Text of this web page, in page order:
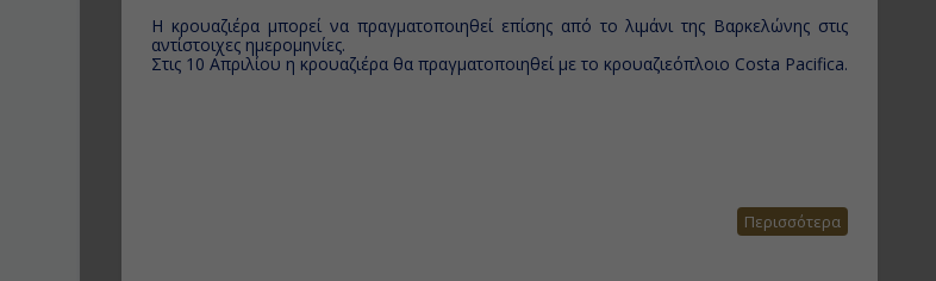
Η κρουαζιέρα μπορεί να πραγματοποιηθεί επίσης από το λιμάνι της Βαρκελώνης στις
αντίστοιχες ημερομηνίες.
Στις 10 Απριλίου η κρουαζιέρα θα πραγματοποιηθεί με το κρουαζιεόπλοιο Costa Pacifica.
Περισσότερα